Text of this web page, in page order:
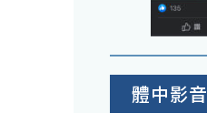
體中影音